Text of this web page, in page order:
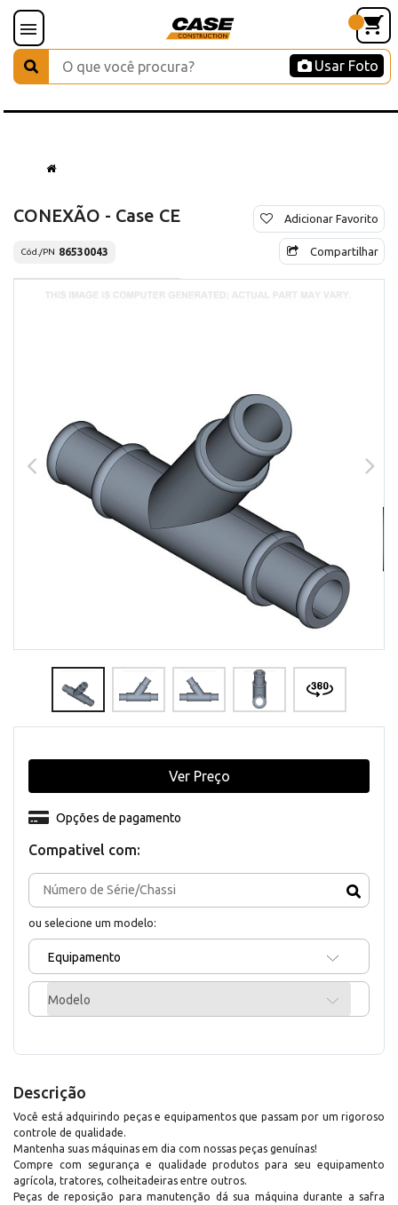
Usar Foto
CONEXÃO - Case CE
Cód./PN 86530043
Adicionar Favorito
Compartilhar
Compativel com:
ou selecione um modelo:
Equipamento
Modelo
Opções de pagamento
Ver Preço
Descrição
Você está adquirindo peças e equipamentos que passam por um rigoroso
controle de qualidade.
Mantenha suas máquinas em dia com nossas peças genuínas!
Compre com segurança e qualidade produtos para seu equipamento
agrícola, tratores, colheitadeiras entre outros.
Peças de reposição para manutenção dá sua máquina durante a safra